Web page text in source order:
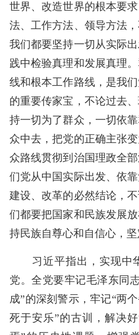
世界、改造世界的根本要
法、工作方法、领导方法
我们都要坚持一切从实际
践中检验真理和发展真理
线和根本工作路线，是我
的重要传家宝，不论过去
持一切为了群众，一切依
众中去，把党的正确主张
众路线贯彻到治国理政全
们党从中国实际出发、依
建设、改革的必然结论，
们都要把国家和民族发展
持民族自尊心和自信心，坚
习近平指出，实现中
党。全党要牢记毛泽东同
成”的深刻警示，牢记“两
死于安乐”的古训，解决